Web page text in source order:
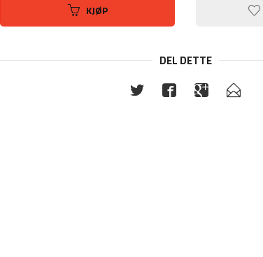
KJØP
DEL DETTE